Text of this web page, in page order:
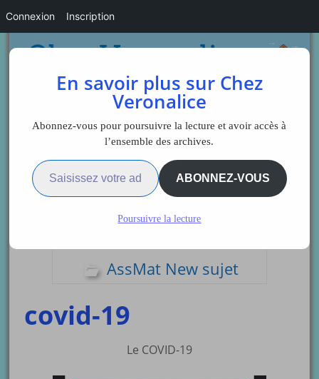
Sidebar
AssMat New sujet
covid-19
Le COVID-19
En savoir plus sur Chez
Veronalice
Abonnez-vous pour poursuivre la lecture et avoir accès à
l’ensemble des archives.
Saisissez votre adresse e-mail…
ABONNEZ-VOUS
Poursuivre la lecture
Connexion Inscription